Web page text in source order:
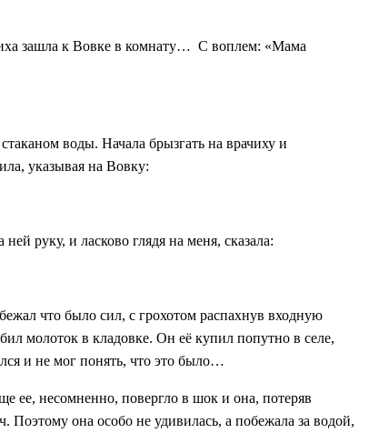
зашла к Вовке в комнату… C воплем: «Мама
воды. Начала брызгать на врачиху и
указывая на Вовку:
руку, и ласково глядя на меня, сказала:
что было сил, с грохотом распахнув входную
молоток в кладовке. Он её купил попутно в селе,
и не мог понять, что это было…
ее, несомненно, повергло в шок и она, потеряв
Поэтому она особо не удивилась, а побежала за водой,